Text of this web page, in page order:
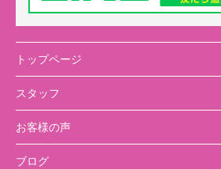
トップページ
スタッフ
お客様の声
ブログ